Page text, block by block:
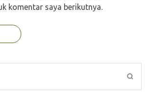
komentar saya berikutnya.